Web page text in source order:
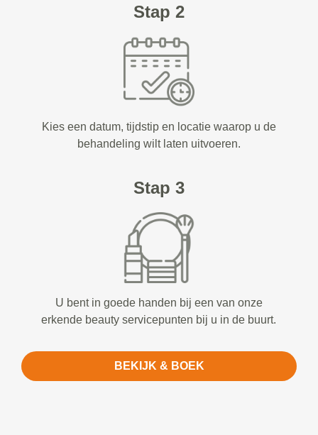
Stap 2
Kies een datum, tijdstip en locatie waarop u de
behandeling wilt laten uitvoeren.
Stap 3
U bent in goede handen bij een van onze
erkende beauty servicepunten bij u in de buurt.
BEKIJK & BOEK